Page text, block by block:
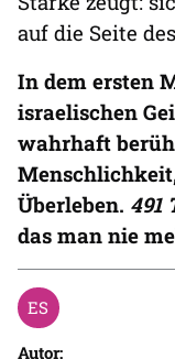
auf die Seite
In dem ersten
israelischen
wahrhaft
Überleben. 491
das man nie
Autor: